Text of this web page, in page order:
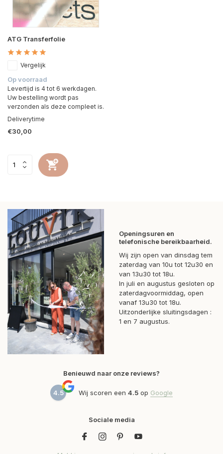
ATG Transferfolie
Vergelijk
Op voorraad
Levertijd is 4 tot 6 werkdagen.
Uw bestelling wordt pas
verzonden als deze compleet is.
Deliverytime
€30,00
Openingsuren en
telefonische bereikbaarheid.
Wij zijn open van dinsdag tem
zaterdag van 10u tot 12u30 en
van 13u30 tot 18u.
In juli en augustus gesloten op
zaterdagvoormiddag, open
vanaf 13u30 tot 18u.
Uitzonderlijke sluitingsdagen :
1 en 7 augustus.
Benieuwd naar onze reviews?
4.5 Wij scoren een 4.5 op Google
Sociale media